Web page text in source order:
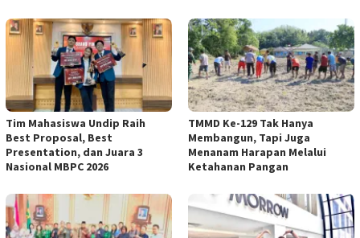
Tim Mahasiswa Undip Raih
Best Proposal, Best
Presentation, dan Juara 3
Nasional MBPC 2026
TMMD Ke-129 Tak Hanya
Membangun, Tapi Juga
Menanam Harapan Melalui
Ketahanan Pangan